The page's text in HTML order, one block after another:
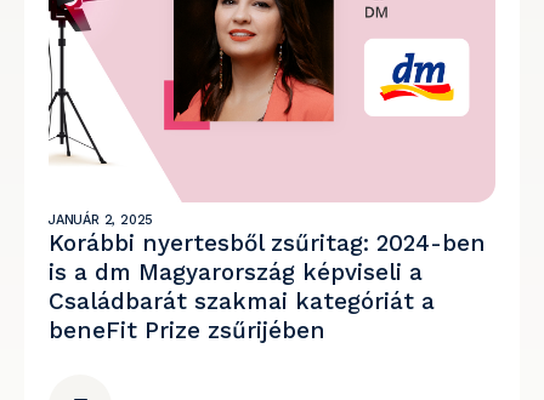
JANUÁR 2, 2025
Korábbi nyertesből zsűritag: 2024-ben
is a dm Magyarország képviseli a
Családbarát szakmai kategóriát a
beneFit Prize zsűrijében